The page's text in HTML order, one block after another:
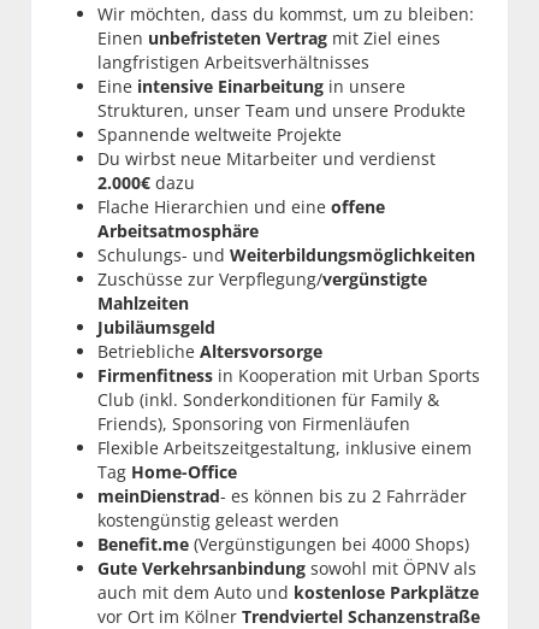
Wir möchten, dass du kommst, um zu bleiben:
Einen unbefristeten Vertrag mit Ziel eines
langfristigen Arbeitsverhältnisses
Eine intensive Einarbeitung in unsere
Strukturen, unser Team und unsere Produkte
Spannende weltweite Projekte
Du wirbst neue Mitarbeiter und verdienst
2.000€ dazu
Flache Hierarchien und eine offene
Arbeitsatmosphäre
Schulungs- und Weiterbildungsmöglichkeiten
Zuschüsse zur Verpflegung/vergünstigte
Mahlzeiten
Jubiläumsgeld
Betriebliche Altersvorsorge
Firmenfitness in Kooperation mit Urban Sports
Club (inkl. Sonderkonditionen für Family &
Friends), Sponsoring von Firmenläufen
Flexible Arbeitszeitgestaltung, inklusive einem
Tag Home-Office
meinDienstrad- es können bis zu 2 Fahrräder
kostengünstig geleast werden
Benefit.me (Vergünstigungen bei 4000 Shops)
Gute Verkehrsanbindung sowohl mit ÖPNV als
auch mit dem Auto und kostenlose Parkplätze
vor Ort im Kölner Trendviertel Schanzenstraße